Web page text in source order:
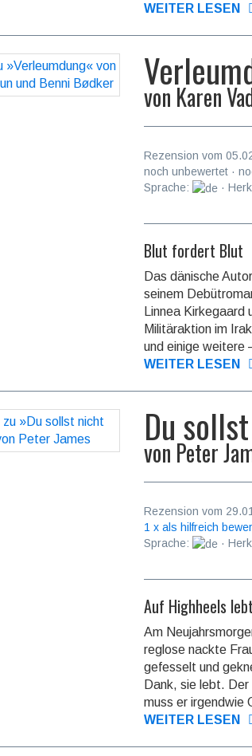
WEITER LESEN
von Karen
Rezension vom
noch unbewertet ·
Sprache:
·
Blut fordert Blut
Das dänische
seinem
Linnea
Militäraktion im
und einige weitere
WEITER LESEN
Du
von Peter
Rezension vom
1 x als hilfreich
Sprache:
·
Auf Highheels
Am
reglose nackte
gefesselt und
Dank, sie lebt.
muss er irgendwie
WEITER LESEN